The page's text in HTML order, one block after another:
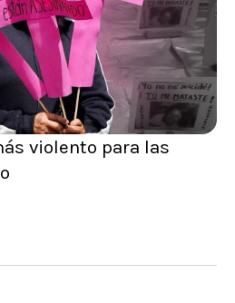
violento para las